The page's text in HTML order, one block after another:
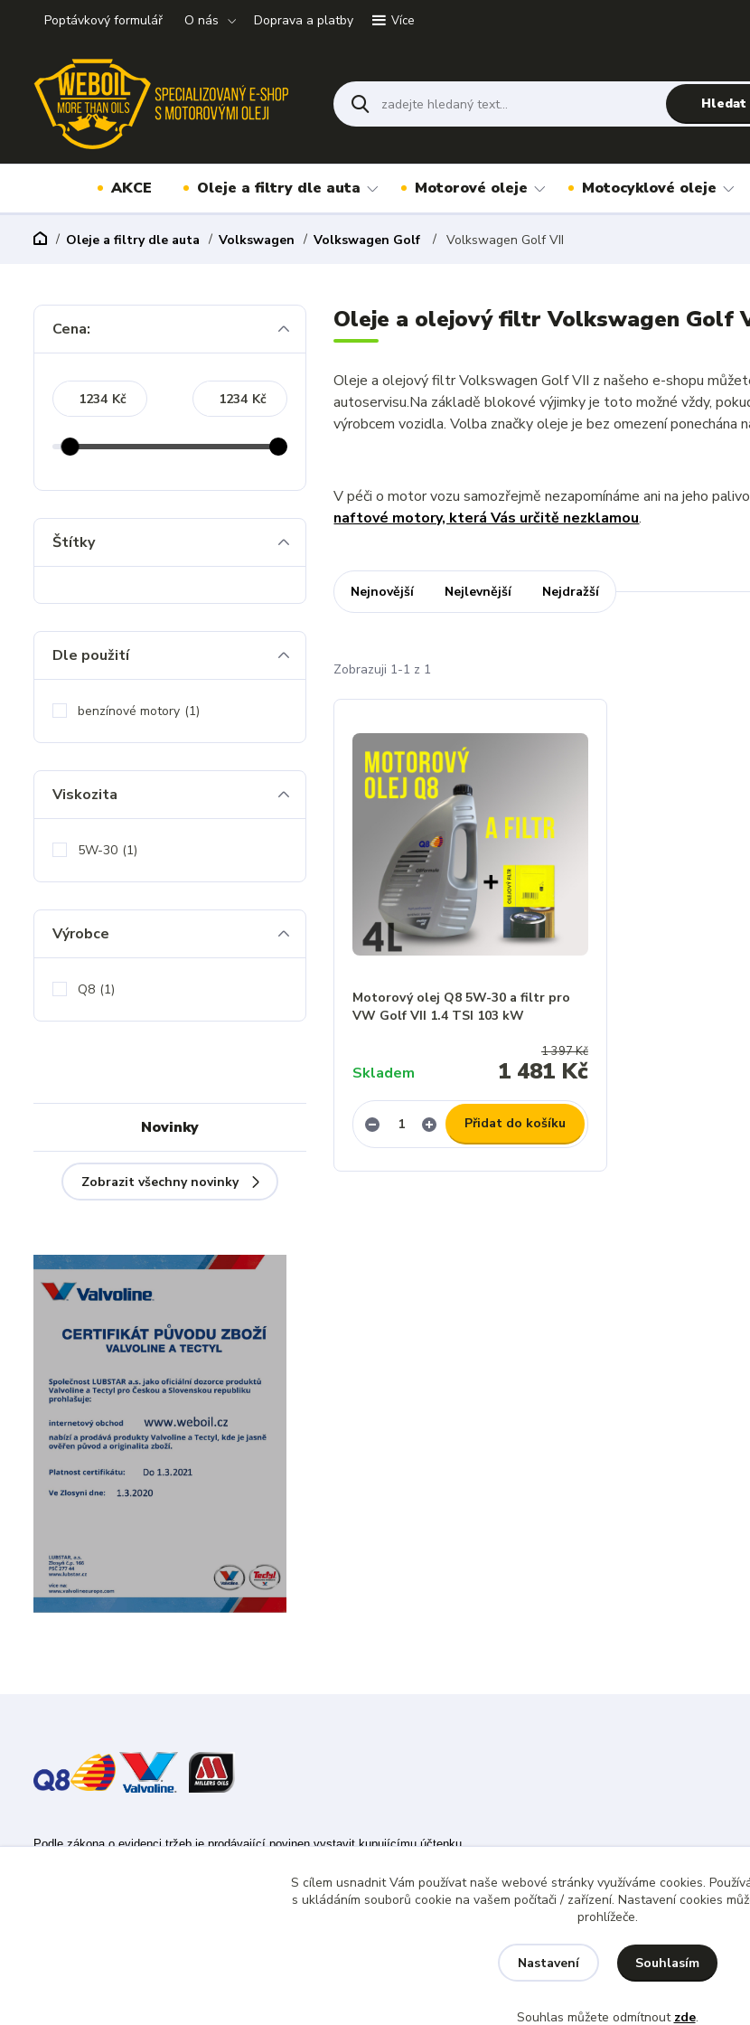
Poptávkový formulář O nás Doprava a platby Více
Hledat
AKCE Oleje a filtry dle auta Motorové oleje Motocyklové oleje
Oleje a filtry dle auta Volkswagen Volkswagen Golf Volkswagen Golf VII
Oleje a olejový filtr Volkswagen Golf
Oleje a olejový filtr Volkswagen Golf VII z našeho e-shopu
autoservisu.Na základě blokové výjimky je toto možné vždy,
výrobcem vozidla. Volba značky oleje je bez omezení ponechána
V péči o motor vozu samozřejmě nezapomínáme ani na jeho
naftové motory, která Vás určitě nezklamou.
Nejnovější Nejlevnější Nejdražší
Zobrazuji 1-1 z 1
Motorový olej Q8 5W-30 a filtr pro
VW Golf VII 1.4 TSI 103 kW
1 397 Kč
1 481 Kč
Skladem
Přidat do košíku
Cena:
Kč Kč
Štítky
Dle použití
benzínové motory (1)
Viskozita
5W-30 (1)
Výrobce
Q8 (1)
Novinky
Zobrazit všechny novinky
Podle zákona o evidenci tržeb je prodávající povinen vystavit kupujícímu účtenku.
Zároveň je povinen zaevidovat přijatou tržbu u správce daně online; v případě technického výpadku pak nejpozději do 48 hodin.
S cílem usnadnit Vám používat naše webové stránky využíváme cookies.
s ukládáním souborů cookie na vašem počítači / zařízení. Nastavení cookies
prohlížeče.
Nastavení Souhlasím
Souhlas můžete odmítnout zde.